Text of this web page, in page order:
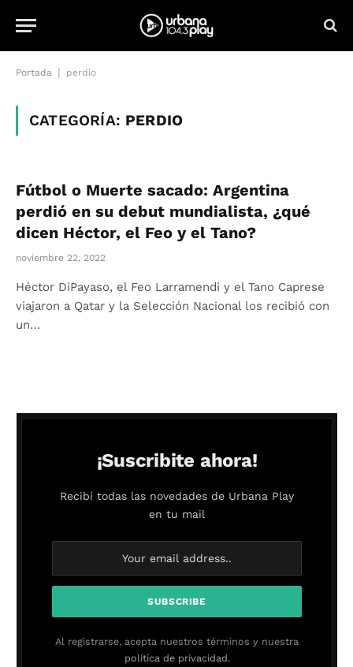
Portada perdio
CATEGORÍA: PERDIO
Fútbol o Muerte sacado: Argentina
perdió en su debut mundialista, ¿qué
dicen Héctor, el Feo y el Tano?
noviembre 22, 2022
Héctor DiPayaso, el Feo Larramendi y el Tano Caprese
viajaron a Qatar y la Selección Nacional los recibió con
un…
¡Suscribite ahora!
Recibí todas las novedades de Urbana Play
en tu mail
Al registrarse, acepta nuestros términos y nuestra
política de privacidad.